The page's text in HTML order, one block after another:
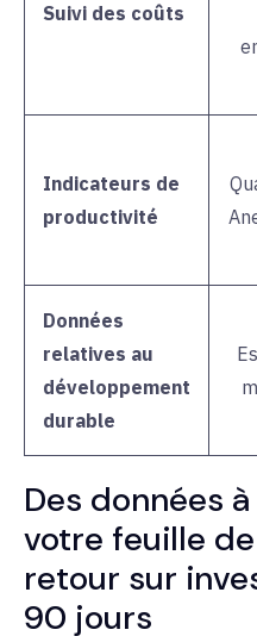
Suivi des coûts
Indicateurs de
productivité
Données
relatives au
développement
durable
Des données
votre feuille
retour sur
90 jours